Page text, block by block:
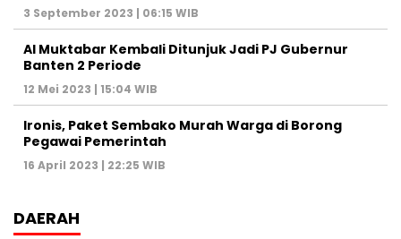
3 September 2023 | 06:15 WIB
Al Muktabar Kembali Ditunjuk Jadi PJ Gubernur
Banten 2 Periode
12 Mei 2023 | 15:04 WIB
Ironis, Paket Sembako Murah Warga di Borong
Pegawai Pemerintah
16 April 2023 | 22:25 WIB
DAERAH